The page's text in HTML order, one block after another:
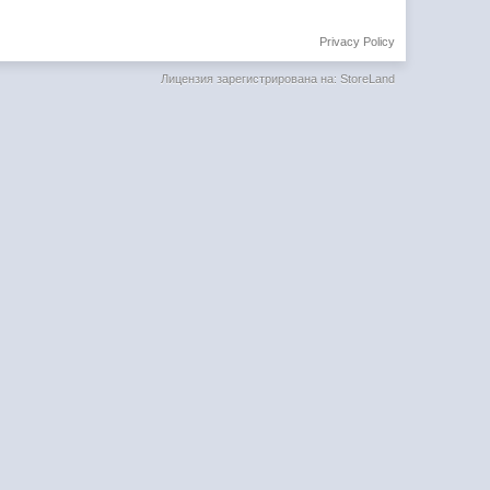
Privacy Policy
Лицензия зарегистрирована на: StoreLand